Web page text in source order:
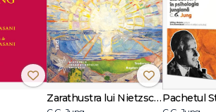
Zarathustra lui Nietzsche